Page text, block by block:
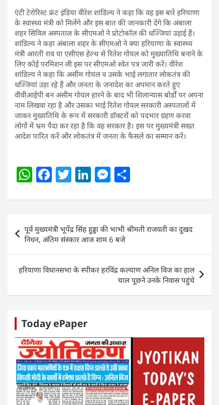
एंटी टेरोरिस्ट फ्रंट इंडिया वीरेश शांडिल्य ने कहा कि वह इस बारे हरियाणा
के स्वास्थ्य मंत्री को मिलेंगे और इस बात की जानकारी देंगे कि अंबाला
शहर सिविल अस्पताल के सीएमओ ने प्रोटोकॉल की धज्जियां उड़ाई हैं।
शांडिल्य ने कहा अंबाला शहर के सीएमओ ने क्या हरियाणा के स्वास्थ्य
मंत्री आरती राव या एसीएस हेल्थ से रितेश गोयल को मुख्यातिथि बनाने के
लिए कोई परमिशन ली इस पर सीएमओ श्वेत पत्र जारी करें। वीरेश
शांडिल्य ने कहा कि असीम गोयल व उसके भाई लगातार लोकतंत्र की
धज्जियां उड़ा रहे हैं और जनता के जनादेश का अपमान करते हुए
वीवीआईपी बन असीम गोयल हारने के बाद भी शिलान्यास बोर्डों पर अपना
नाम लिखवा रहा है और उसका भाई रितेश गोयल सरकारी अस्पतालों में
जाकर मुख्यतिथि के रूप में सरकारी डॉक्टरों को पदभार ग्रहण करवा
लोगों में भ्रम पैदा कर रहा है कि वह सरकार है। इस पर मुख्यमंत्री सख्त
आदेश पारित करें और लोकतंत्र में जनता के फैसले का सम्मान करें।
W
at
s
A
p
p
F
c
e
b
o
o
T
itt
er
Li
k
e
dI
n
M
ss
e
n
g
er
ar
e
Post
navigation
पूर्व मुख्यमंत्री भूपेंद्र सिंह हुड्डा की भाभी श्रीमती राजवती का दुखद
निधन, अंतिम संस्कार आज शाम 6 बजे
हरियाणा विधानसभा के स्पीकर हरविंद्र कल्याण अनिल विज का हाल
चाल पूछने उनके निवास पहुंचे
Today ePaper